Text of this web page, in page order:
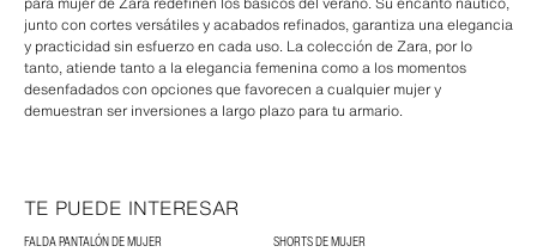
junto con cortes versátiles y acabados refinados, garantiza una elegancia
y practicidad sin esfuerzo en cada uso. La colección de Zara, por lo
tanto, atiende tanto a la elegancia femenina como a los momentos
desenfadados con opciones que favorecen a cualquier mujer y
demuestran ser inversiones a largo plazo para tu armario.
TE PUEDE INTERESAR
FALDA PANTALÓN DE MUJER
SHORTS DE MUJER